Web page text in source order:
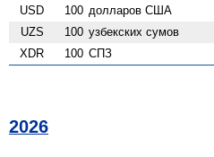
USD 100 долларов США
UZS 100 узбекских сумов
XDR 100 СПЗ
2026